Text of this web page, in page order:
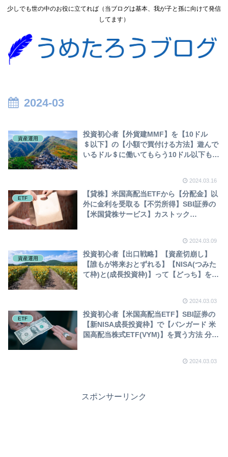
少しでも世の中のお役に立てれば（当ブログは基本、我が子と孫に向けて発信
してます）
2024-03
資産運用
投資初心者【外貨建MMF】を【10ドル
＄以下】の【小額で買付ける方法】遊んで
いるドル＄に働いてもらう10ドル以下も
2024.03.16
ETF
【貸株】米国高配当ETFから【分配金】以
外に金利を受取る【不労所得】SBI証券の
【米国貸株サービス】カストック
2024.03.09
資産運用
投資初心者【出口戦略】【資産切崩し】
【誰もが将来おとずれる】【NISA(つみた
て枠)と(成長投資枠)】って【どっち】を、
2024.03.03
ETF
投資初心者【米国高配当ETF】SBI証券の
【新NISA成長投資枠】で【バンガード 米
国高配当株式ETF(VYM)】を買う方法 分配
2024.03.03
スポンサーリンク